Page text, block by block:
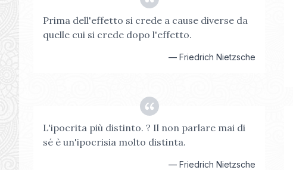
Prima dell'effetto si crede a cause diverse da
quelle cui si crede dopo l'effetto.
—Friedrich Nietzsche
L'ipocrita più distinto. ? Il non parlare mai di
sé è un'ipocrisia molto distinta.
—Friedrich Nietzsche